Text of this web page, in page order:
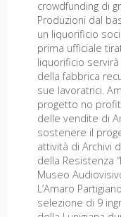
crowdfunding di
Produzioni dal
un liquorificio
prima ufficiale
liquorificio
della fabbrica
sue lavoratrici.
progetto no
delle vendite di
sostenere il
attività di Archivi
della Resistenza
Museo
L’Amaro
selezione di 9